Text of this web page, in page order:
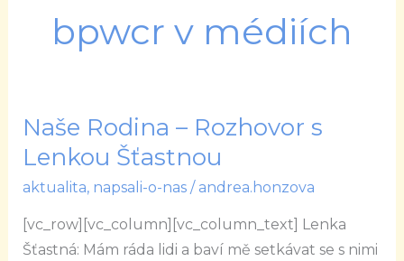
bpwcr v médiích
Naše Rodina – Rozhovor s
Lenkou Šťastnou
aktualita, napsali-o-nas/ andrea.honzova
[vc_row][vc_column][vc_column_text] Lenka
Šťastná: Mám ráda lidi a baví mě setkávat se s nimi
Naše
Rodina
Rozhovor
s
Lenkou